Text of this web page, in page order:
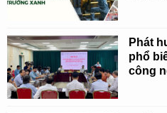
Phát
phổ
công